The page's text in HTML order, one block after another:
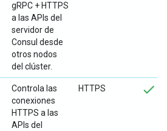
gRPC + HTTPS
a las APIs del
servidor de
Consul desde
otros nodos
del clúster.
Controla las
conexiones
HTTPS a las
APIs del
HTTPS